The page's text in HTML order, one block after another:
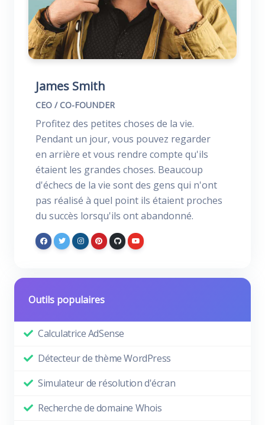
James Smith
CEO / CO-FOUNDER
Profitez des petites choses de la vie.
Pendant un jour, vous pouvez regarder
en arrière et vous rendre compte qu'ils
étaient les grandes choses. Beaucoup
d'échecs de la vie sont des gens qui n'ont
pas réalisé à quel point ils étaient proches
du succès lorsqu'ils ont abandonné.
Outils populaires
Calculatrice AdSense
Détecteur de thème WordPress
Simulateur de résolution d'écran
Recherche de domaine Whois